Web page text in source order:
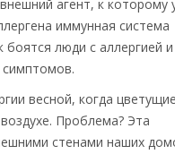
агент, к которому
иммунная система
люди с аллергией и
весной, когда цветущие
Проблема? Эта
стенами наших